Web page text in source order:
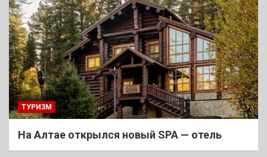
ТУРИЗМ
На Алтае открылся новый SPA — отель